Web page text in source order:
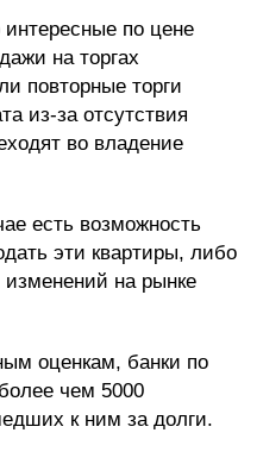
интересные по цене
на торгах
повторные торги
из-за отсутствия
во владение
есть возможность
эти квартиры, либо
изменений на рынке
оценкам, банки по
чем 5000
к ним за долги.